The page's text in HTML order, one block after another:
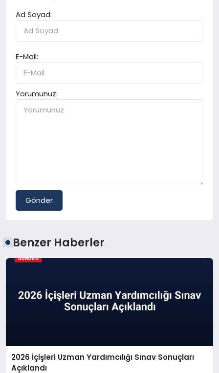
Ad Soyad:
E-Mail:
Yorumunuz:
Gönder
Benzer Haberler
2026 İçişleri Uzman Yardımcılığı Sınav Sonuçları
Açıklandı